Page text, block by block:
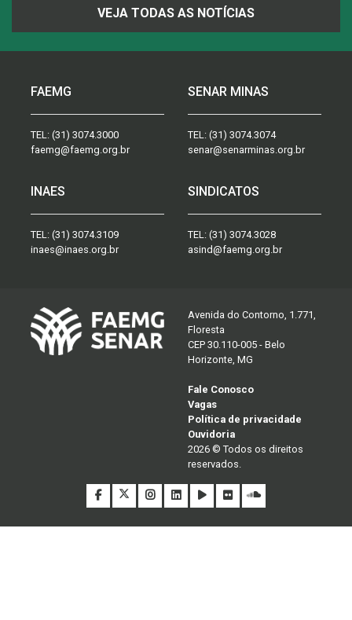
VEJA TODAS AS NOTÍCIAS
FAEMG
TEL: (31) 3074.3000
faemg@faemg.org.br
SENAR MINAS
TEL: (31) 3074.3074
senar@senarminas.org.br
INAES
TEL: (31) 3074.3109
inaes@inaes.org.br
SINDICATOS
TEL: (31) 3074.3028
asind@faemg.org.br
Avenida do Contorno, 1.771,
Floresta
CEP 30.110-005 - Belo
Horizonte, MG
Fale Conosco
Vagas
Política de privacidade
Ouvidoria
2026 © Todos os direitos
reservados.